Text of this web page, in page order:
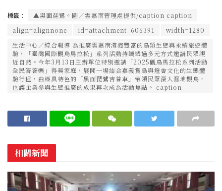
標籤：
▲黑面琵鷺。圖／雲嘉南管理處提供/caption caption
align=alignnone
id=attachment_606391
width=1280
生活中心／綜合報導 為推廣雲嘉南濱海豐富的鳥類生態與永續旅遊體
驗，「臺灣國際觀鳥馬拉松」系列活動持續透過多元方式邀請民眾親
近自然。今年3月13日主辦單位特別邀請「2025觀鳥馬拉松系列活動
全民答答樂」得獎家庭，展開一場結合嘉義賞鳥與燈會文化的生態體
驗行程，由極具特色的「黑面琵鷺吉普車」帶領民眾深入濕地觀鳥，
也讓企業參與生態推廣的成果再次成為活動焦點。 caption
相關新聞